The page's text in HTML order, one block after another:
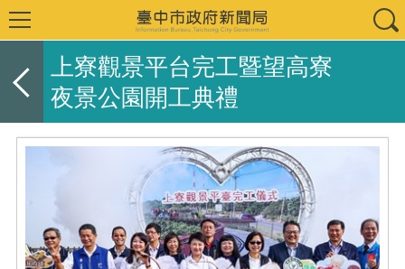
上寮觀景平台完工暨望高寮
夜景公園開工典禮